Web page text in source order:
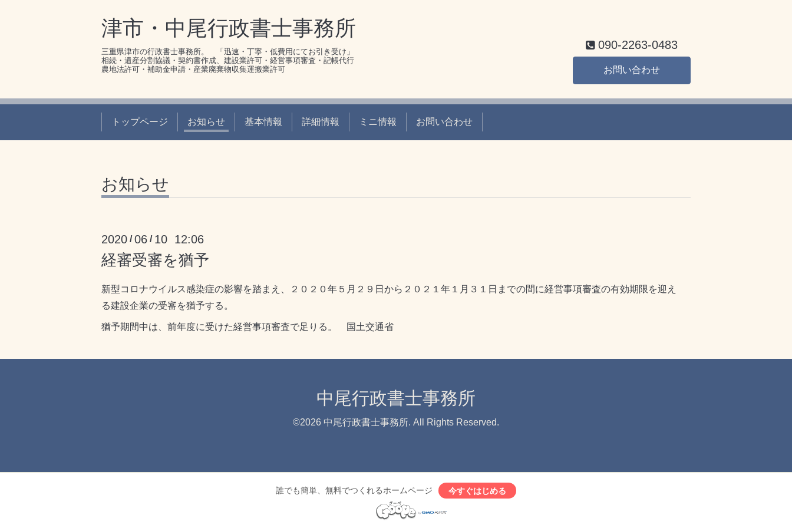
津市・中尾行政書士事務所
三重県津市の行政書士事務所。 「迅速・丁寧・低費用にてお引き受け」
相続・遺産分割協議・契約書作成、建設業許可・経営事項審査・記帳代行
農地法許可・補助金申請・産業廃棄物収集運搬業許可
090-2263-0483
お問い合わせ
トップページ お知らせ 基本情報 詳細情報 ミニ情報 お問い合わせ
お知らせ
2020 /06 / 10 12:06
経審受審を猶予
新型コロナウイルス感染症の影響を踏まえ、２０２０年５月２９日から２０２１年１月３１日までの間に経営事項審査の有効期限を迎え
る建設企業の受審を猶予する。
猶予期間中は、前年度に受けた経営事項審査で足りる。 国土交通省
中尾行政書士事務所
©2026 中尾行政書士事務所. All Rights Reserved.
誰でも簡単、無料でつくれるホームページ 今すぐはじめる